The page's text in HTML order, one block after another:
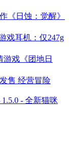
《日蚀：觉醒》
戏耳机：仅247g
戏《团地日
售 经营冒险
- 全新猫咪